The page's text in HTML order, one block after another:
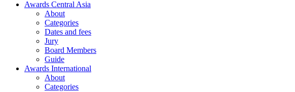
Awards Central Asia
About
Categories
Dates and fees
Jury
Board Members
Guide
Awards International
About
Categories